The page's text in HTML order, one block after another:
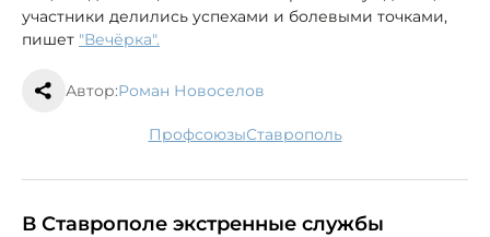
участники делились успехами и болевыми точками,
пишет "Вечёрка".
Автор:Роман Новоселов
профсоюзы Ставрополь
В Ставрополе экстренные службы